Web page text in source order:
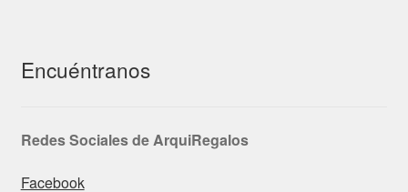
Encuéntranos
Redes Sociales de ArquiRegalos
Facebook